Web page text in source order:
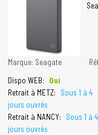
Marque: Seagate
Dispo WEB:
Oui
Retrait à METZ:
Sous 1 à 4
jours ouvrés
Retrait à NANCY:
Sous 1 à 4
jours ouvrés